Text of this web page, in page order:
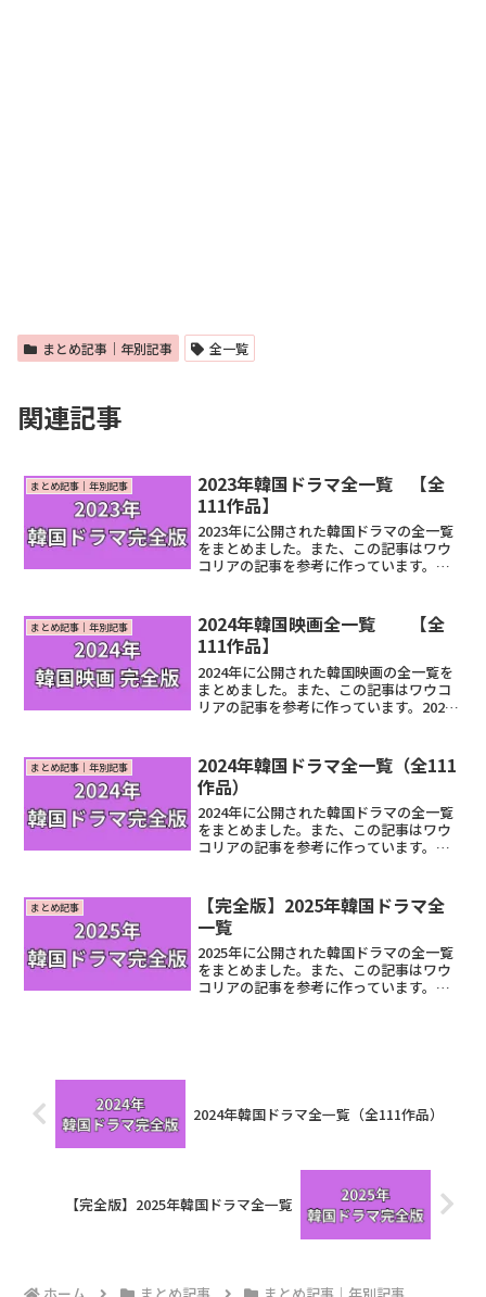
まとめ記事｜年別記事 全一覧
関連記事
まとめ記事｜年別記事
2023年韓国ドラマ全一覧 【全
111作品】
2023年に公開された韓国ドラマの全一覧
をまとめました。また、この記事はワウ
コリアの記事を参考に作っています。
あり 順番は順不同青春ウォルダム 呪わ
れた王宮tvNパクReadMore...
まとめ記事｜年別記事
2024年韓国映画全一覧 【全
111作品】
2024年に公開された韓国映画の全一覧を
まとめました。また、この記事はワウコ
リアの記事を参考に作っています。2024
番は順不同作品名キャストリンクロ・ギ
ワンソン・ジュンReadMore...
まとめ記事｜年別記事
2024年韓国ドラマ全一覧（全111
作品）
2024年に公開された韓国ドラマの全一覧
をまとめました。また、この記事はワウ
コリアの記事を参考に作っています。
あり 順番は順不同作品名放送局出演者
終末のフールNETFReadMore...
まとめ記事
【完全版】2025年韓国ドラマ全
一覧
2025年に公開された韓国ドラマの全一覧
をまとめました。また、この記事はワウ
コリアの記事を参考に作っています。
2024年韓国ドラマ全一覧（全111作品）
【完全版】2025年韓国ドラマ全一覧